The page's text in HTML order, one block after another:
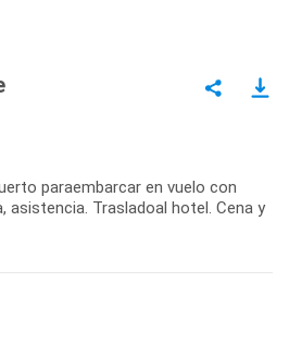
paraembarcar en vuelo con
asistencia. Trasladoal hotel. Cena y